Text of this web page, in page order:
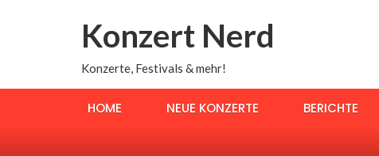
Konzert Nerd
Konzerte, Festivals & mehr!
HOME NEUE KONZERTE BERICHTE